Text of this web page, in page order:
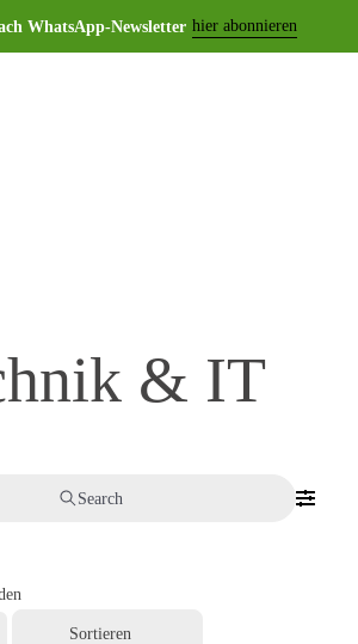
WhatsApp-Newsletter hier abonnieren
& IT
Search
Sortieren